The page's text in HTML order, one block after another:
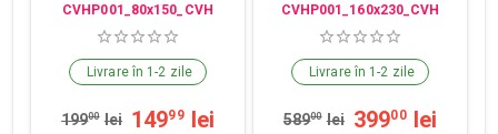
CVHP001_80x150_CVH
Livrare în 1-2 zile
19900 lei 14999 lei
CVHP001_160x230_CVH
Livrare în 1-2 zile
58900 lei 39900 lei